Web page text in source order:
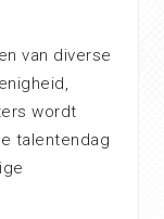
van diverse
wordt
talentendag